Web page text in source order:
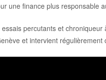
une finance plus responsable
percutants et
et intervient